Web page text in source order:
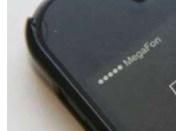
Покушение на
напала на
12:39
Сладкий праздник в
парке прошёл